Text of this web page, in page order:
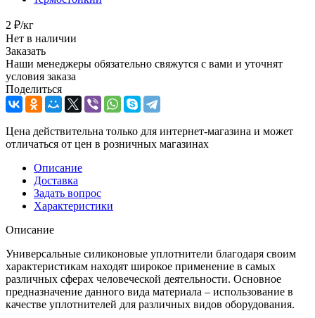
2 ₽/кг
Нет в наличии
Заказать
Наши менеджеры обязательно свяжутся с вами и уточнят
условия заказа
Поделиться
Цена действительна только для интернет-магазина и может
отличаться от цен в розничных магазинах
Описание
Доставка
Задать вопрос
Характеристики
Описание
Универсальные силиконовые уплотнители благодаря своим
характеристикам находят широкое применение в самых
различных сферах человеческой деятельности. Основное
предназначение данного вида материала – использование в
качестве уплотнителей для различных видов оборудования.